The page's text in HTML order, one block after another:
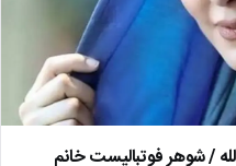
/ شوهر فوتبالیست خانم